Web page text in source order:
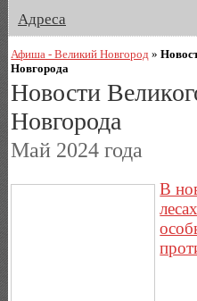
Адреса
Афиша - Великий Новгород »
Новгорода
Новости
Новгорода
Май 2024 года
В